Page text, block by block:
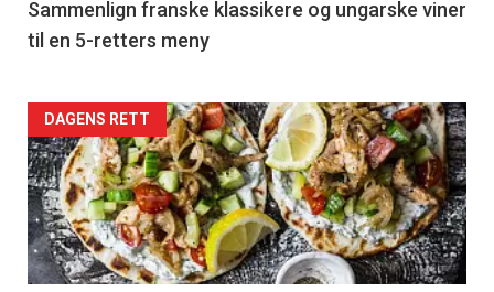
5
Sammenlign franske klassikere og ungarske viner
til en 5-retters meny
Forsiden
akkurat
nå
-
DAGENS RETT